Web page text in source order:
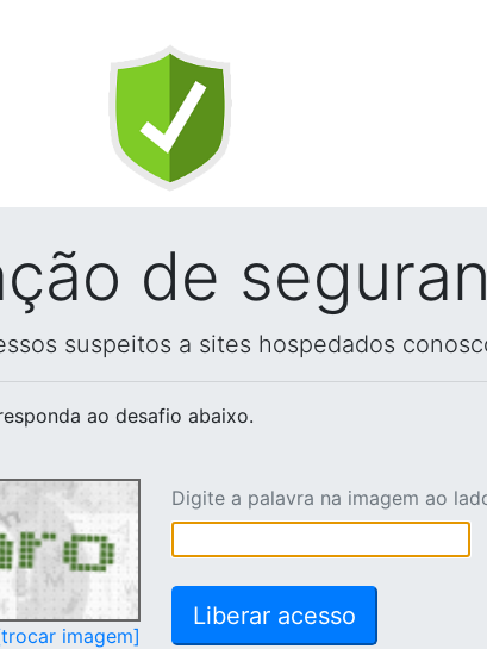
de
suspeitos a sites hospedados
ao desafio abaixo.
imagem]
Digite a palavra na imagem ao